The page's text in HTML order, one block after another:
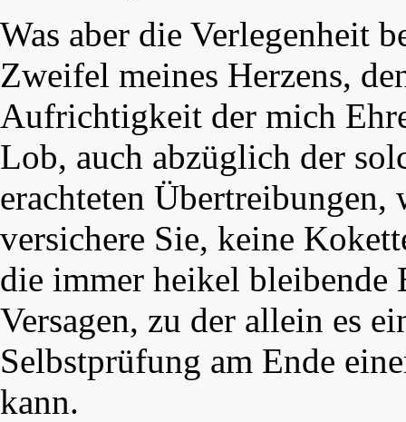
Was aber die Verlegenheit
Zweifel meines Herzens,
Aufrichtigkeit der mich
Lob, auch abzüglich der
erachteten
versichere Sie, keine
die immer heikel
Versagen, zu der allein es
Selbstprüfung am Ende
kann.